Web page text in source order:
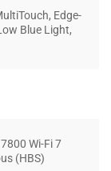
mái. Đặc biệt,
việc trong điều
KỂ
Edge-
Blue Light,
Wi-Fi 7
(HBS)